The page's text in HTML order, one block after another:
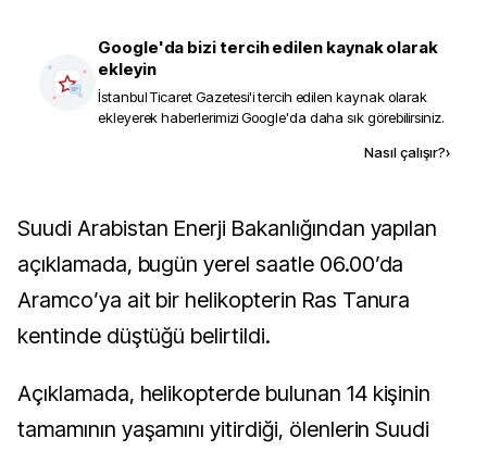
Google'da bizi tercih edilen kaynak olarak
ekleyin
İstanbul Ticaret Gazetesi'i tercih edilen kaynak olarak
ekleyerek haberlerimizi Google'da daha sık görebilirsiniz.
Nasıl çalışır?›
Suudi Arabistan Enerji Bakanlığından yapılan
açıklamada, bugün yerel saatle 06.00’da
Aramco’ya ait bir helikopterin Ras Tanura
kentinde düştüğü belirtildi.
Açıklamada, helikopterde bulunan 14 kişinin
tamamının yaşamını yitirdiği, ölenlerin Suudi